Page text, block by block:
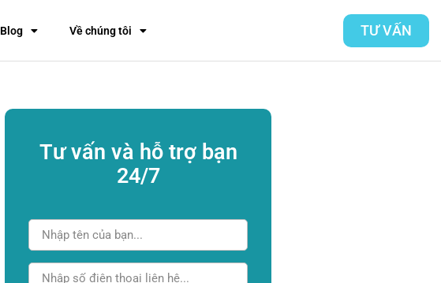
Blog Về chúng tôi TƯ VẤN
Tư vấn và hỗ trợ bạn
24/7